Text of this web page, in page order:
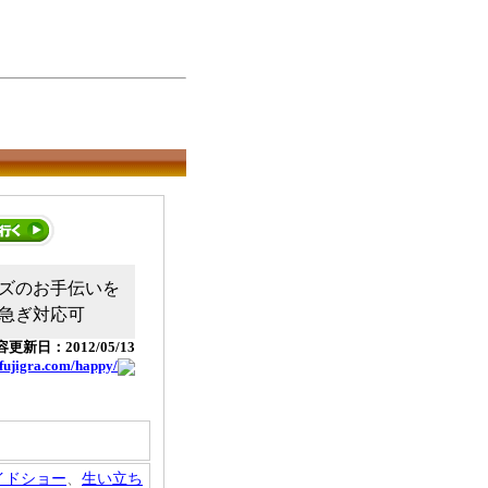
のお手伝いを
ぎ対応可
更新日：2012/05/13
happy/
ドショー、 生い立ち